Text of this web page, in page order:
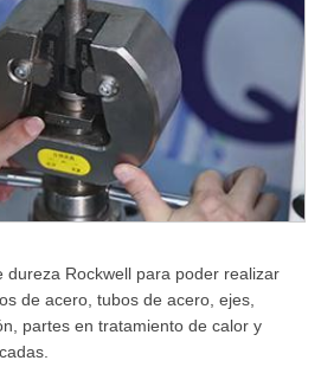
dureza Rockwell para poder realizar
de acero, tubos de acero, ejes,
partes en tratamiento de calor y